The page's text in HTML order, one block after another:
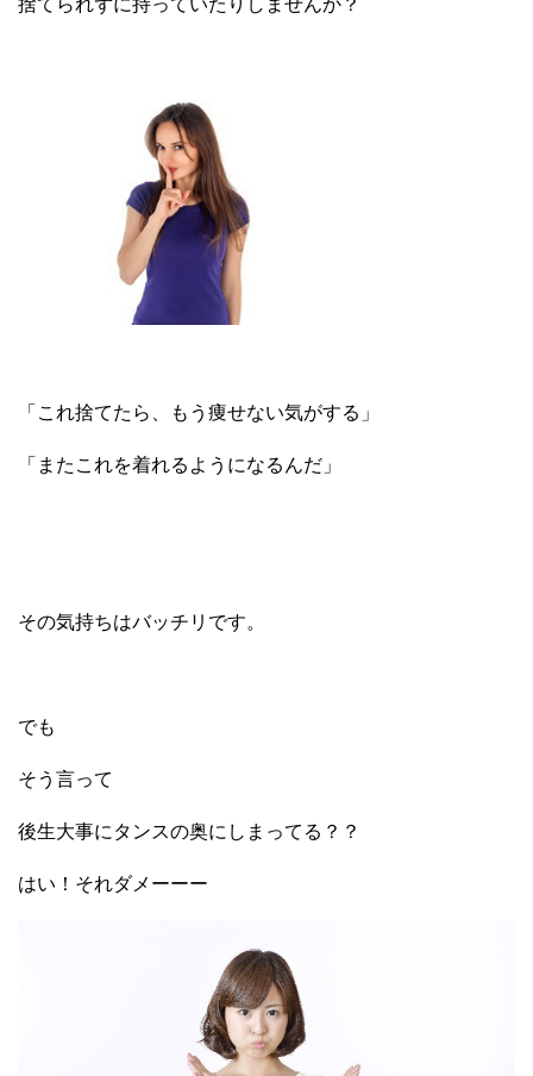
捨てられずに持っていたりしませんか？
「これ捨てたら、もう痩せない気がする」
「またこれを着れるようになるんだ」
その気持ちはバッチリです。
でも
そう言って
後生大事にタンスの奥にしまってる？？
はい！それダメーーー